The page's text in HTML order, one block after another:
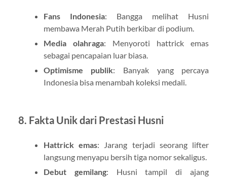
Fans Indonesia: Bangga melihat Husni
membawa Merah Putih berkibar di podium.
Media olahraga: Menyoroti hattrick emas
sebagai pencapaian luar biasa.
Optimisme publik: Banyak yang percaya
Indonesia bisa menambah koleksi medali.
8. Fakta Unik dari Prestasi Husni
Hattrick emas: Jarang terjadi seorang lifter
langsung menyapu bersih tiga nomor sekaligus.
Debut gemilang: Husni tampil di ajang